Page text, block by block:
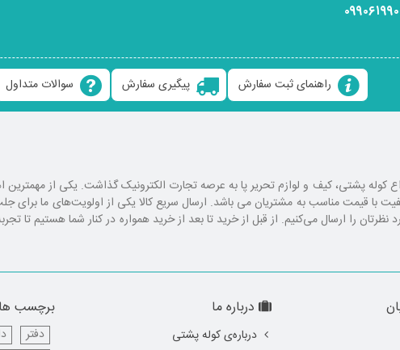
راهنمای ثبت سفارش پیگیری سفارش سوالات متداول
انواع کوله پشتی، کیف و لوازم تحریر پا به عرصه تجارت الکترونیک گذاشت. یکی از
با قیمت مناسب به مشتریان می باشد. ارسال سریع کالا یکی از اولویت‌های ما
را ارسال می‌کنیم. از قبل از خرید تا بعد از خرید همواره در کنار شما هستیم تا
درباره ما
درباره‌ی کوله پشتی
برچسب
دفتر